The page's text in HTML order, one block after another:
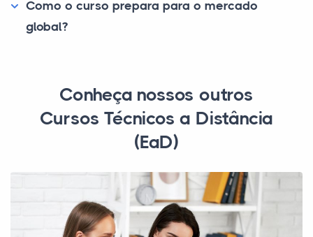
Como o curso prepara para o mercado
global?
Conheça nossos outros
Cursos Técnicos a Distância
(EaD)